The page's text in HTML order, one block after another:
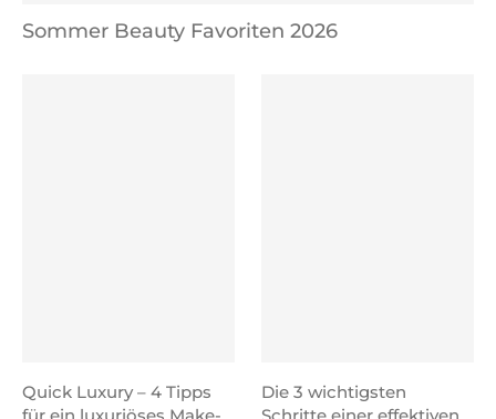
Sommer Beauty Favoriten 2026
Quick Luxury – 4 Tipps
Die 3 wichtigsten